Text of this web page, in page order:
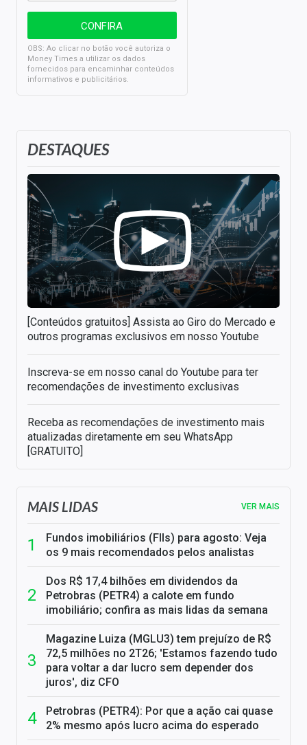
DESTAQUES
[Conteúdos gratuitos] Assista ao Giro do Mercado e
outros programas exclusivos em nosso Youtube
Inscreva-se em nosso canal do Youtube para ter
recomendações de investimento exclusivas
Receba as recomendações de investimento mais
atualizadas diretamente em seu WhatsApp
[GRATUITO]
OBS: Ao clicar no botão você autoriza o
Money Times a utilizar os dados
fornecidos para encaminhar conteúdos
informativos e publicitários.
MAIS LIDAS VER MAIS
Fundos imobiliários (FIIs) para agosto: Veja
os 9 mais recomendados pelos analistas
Dos R$ 17,4 bilhões em dividendos da
Petrobras (PETR4) a calote em fundo
imobiliário; confira as mais lidas da semana
Magazine Luiza (MGLU3) tem prejuízo de R$
72,5 milhões no 2T26; 'Estamos fazendo tudo
para voltar a dar lucro sem depender dos
juros', diz CFO
Petrobras (PETR4): Por que a ação cai quase
2% mesmo após lucro acima do esperado